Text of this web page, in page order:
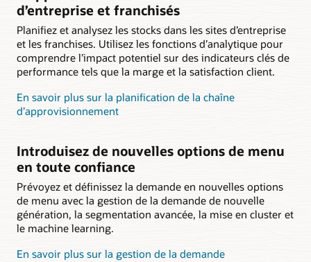
d’entreprise et franchisés
Planifiez et analysez les stocks dans les sites d’entreprise
et les franchises. Utilisez les fonctions d’analytique pour
comprendre l’impact potentiel sur des indicateurs clés de
performance tels que la marge et la satisfaction client.
En savoir plus sur la planification de la chaîne
d’approvisionnement
Introduisez de nouvelles options de menu
en toute confiance
Prévoyez et définissez la demande en nouvelles options
de menu avec la gestion de la demande de nouvelle
génération, la segmentation avancée, la mise en cluster et
le machine learning.
En savoir plus sur la gestion de la demande